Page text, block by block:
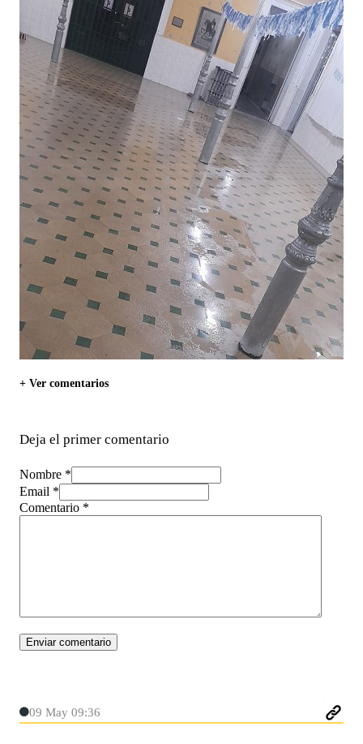
+ Ver comentarios
Deja el primer comentario
Nombre *
Email *
Comentario *
09 May 09:36